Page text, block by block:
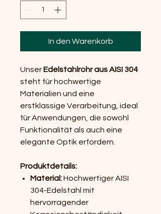
In den Warenkorb
Unser Edelstahlrohr aus AISI 304
steht für hochwertige
Materialien und eine
erstklassige Verarbeitung, ideal
für Anwendungen, die sowohl
Funktionalität als auch eine
elegante Optik erfordern.
Produktdetails:
Material:Hochwertiger AISI
304-Edelstahl mit
hervorragender